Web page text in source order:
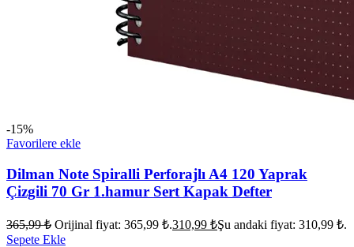
-15%
Favorilere ekle
Dilman Note Spiralli Perforajlı A4 120 Yaprak
Çizgili 70 Gr 1.hamur Sert Kapak Defter
365,99₺ Orijinal fiyat: 365,99 ₺.310,99 ₺Şu andaki fiyat: 310,99 ₺.
Sepete Ekle